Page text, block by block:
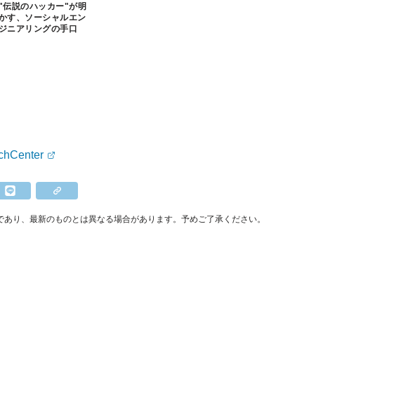
伝説のハッカー"が明
す、ソーシャルエン
ジニアリングの手口
り、最新のものとは異なる場合があります。予めご了承ください。